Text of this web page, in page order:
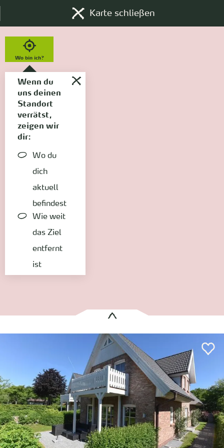
Karte schließen
Wo bin ich?
Wenn du
uns deinen
Standort
verrätst,
zeigen wir
dir:
Wo du
dich
aktuell
befindest
Wie weit
das Ziel
entfernt
ist
gefunden:
Entfernung anzeigen